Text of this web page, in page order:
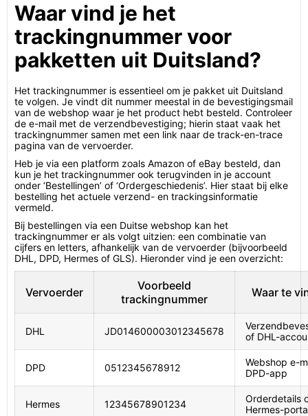
Waar vind je het
trackingnummer voor
pakketten uit Duitsland?
Het trackingnummer is essentieel om je pakket uit Duitsland
te volgen. Je vindt dit nummer meestal in de bevestigingsmail
van de webshop waar je het product hebt besteld. Controleer
de e-mail met de verzendbevestiging; hierin staat vaak het
trackingnummer samen met een link naar de track-en-trace
pagina van de vervoerder.
Heb je via een platform zoals Amazon of eBay besteld, dan
kun je het trackingnummer ook terugvinden in je account
onder ‘Bestellingen’ of ‘Ordergeschiedenis’. Hier staat bij elke
bestelling het actuele verzend- en trackingsinformatie
vermeld.
Bij bestellingen via een Duitse webshop kan het
trackingnummer er als volgt uitzien: een combinatie van
cijfers en letters, afhankelijk van de vervoerder (bijvoorbeeld
DHL, DPD, Hermes of GLS). Hieronder vind je een overzicht:
Vervoerder
Voorbeeld
trackingnummer
Waar te
DHL JD014600003012345678
of DHL-
DPD 0512345678912
Webshop e-
DPD-app
Hermes 12345678901234
Orderdetails
Hermes-